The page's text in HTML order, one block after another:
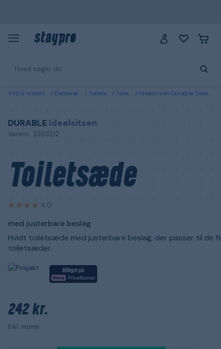
VVS & indeklima Badeværelse Toiletsæder Toiletsæder Idealsitsen Durable Toiletsæde med justerbare beslag
DURABLE Idealsitsen
Varenr.: 2363212
Toiletsæde
4,0
med justerbare beslag
Hvidt toiletsæde med justerbare beslag, der passer til de
toiletsæder.
242 kr.
Inkl. moms